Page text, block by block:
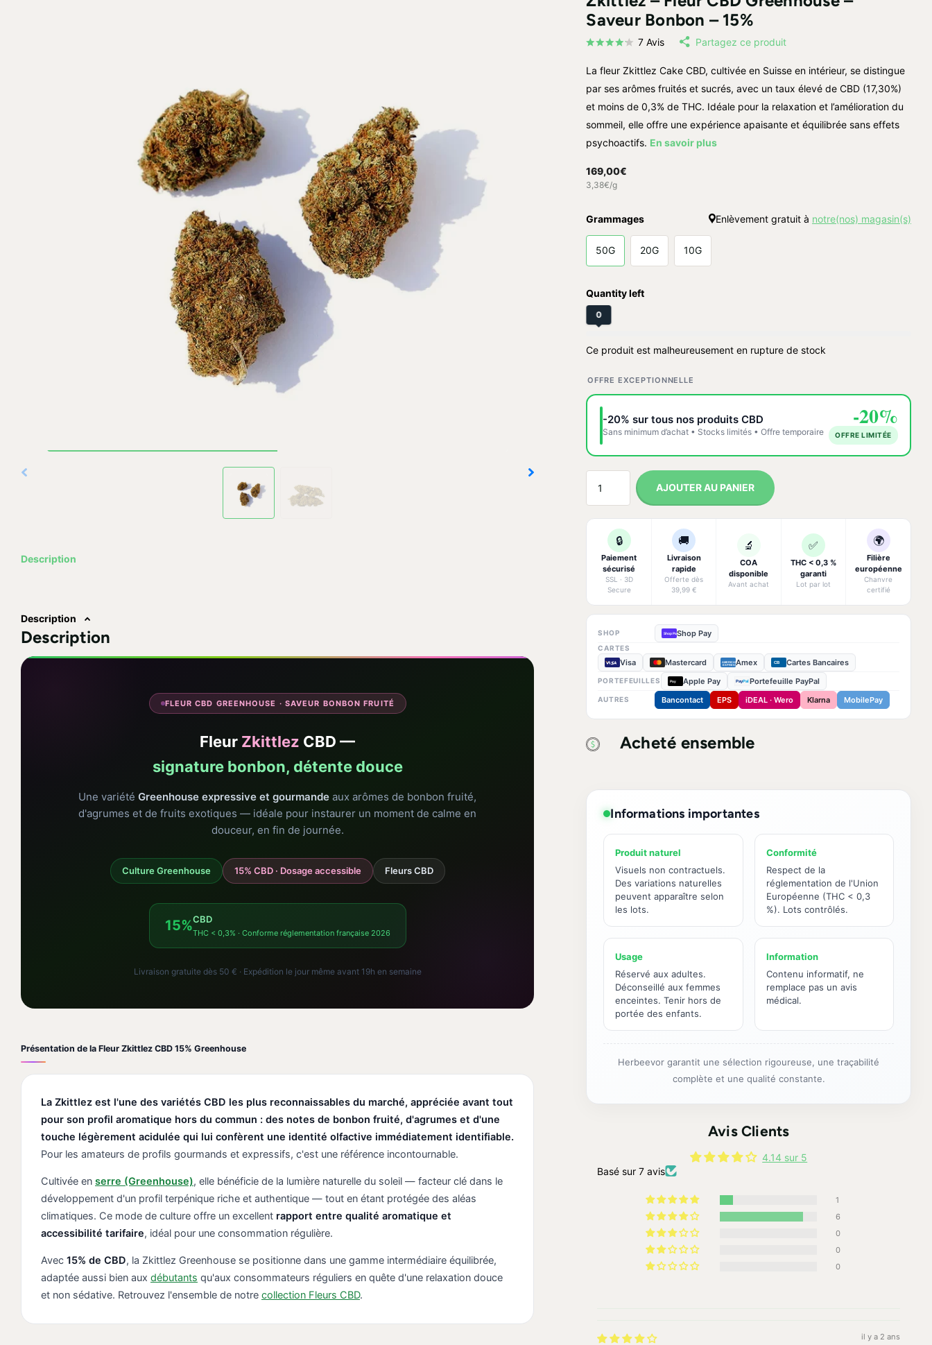
Description
Description
Description
FLEUR CBD GREENHOUSE · SAVEUR BONBON FRUITÉ
Fleur Zkittlez CBD —
signature bonbon, détente douce
Une variétéGreenhouse expressive et gourmande aux arômes de bonbon fruité,
d'agrumes et de fruits exotiques — idéale pour instaurer un moment de calme en
douceur, en fin de journée.
Culture Greenhouse 15% CBD · Dosage accessible Fleurs CBD
15%CBD
THC < 0,3% · Conforme réglementation française 2026
Livraison gratuite dès 50 € · Expédition le jour même avant 19h en semaine
Présentation de la Fleur Zkittlez CBD 15% Greenhouse
La Zkittlez est l'une des variétés CBD les plus reconnaissables du marché, appréciée avant tout
pour son profil aromatique hors du commun : des notes de bonbon fruité, d'agrumes et d'une
touche légèrement acidulée qui lui confèrent une identité olfactive immédiatement identifiable.
Pour les amateurs de profils gourmands et expressifs, c'est une référence incontournable.
Cultivée en serre (Greenhouse), elle bénéficie de la lumière naturelle du soleil — facteur clé dans le
développement d'un profil terpénique riche et authentique — tout en étant protégée des aléas
climatiques. Ce mode de culture offre un excellent rapport entre qualité aromatique et
accessibilité tarifaire, idéal pour une consommation régulière.
Avec 15% de CBD, la Zkittlez Greenhouse se positionne dans une gamme intermédiaire équilibrée,
adaptée aussi bien aux débutants qu'aux consommateurs réguliers en quête d'une relaxation douce
et non sédative. Retrouvez l'ensemble de notre collection Fleurs CBD.
Saveur Bonbon – 15%
7Avis Partagez ce produit
La fleur Zkittlez Cake CBD, cultivée en Suisse en intérieur, se distingue
par ses arômes fruités et sucrés, avec un taux élevé de CBD (17,30%)
et moins de 0,3% de THC. Idéale pour la relaxation et l’amélioration du
sommeil, elle offre une expérience apaisante et équilibrée sans effets
psychoactifs. En savoir plus
169,00€
3,38€/g
Grammages Enlèvement gratuit à notre(nos) magasin(s)
50G 20G 10G
Quantity left
0
Ce produit est malheureusement en rupture de stock
OFFRE EXCEPTIONNELLE
-20% sur tous nos produits CBD
Sans minimum d’achat • Stocks limités • Offre temporaire
-20%
OFFRE LIMITÉE
AJOUTER AU PANIER
🔒
Paiement
sécurisé
SSL · 3D
Secure
🚚
Livraison
rapide
Offerte dès
39,99 €
🔬
COA
disponible
Avant achat
✅
THC < 0,3 %
garanti
Lot par lot
🌍
Filière
européenne
Chanvre
certifié
SHOP Shop PayShop Pay
CARTES
Visa Mastercard
AMERICAN
EXPRESSAmex CB Cartes Bancaires
PORTEFEUILLES Pay Apple Pay PayPal Portefeuille PayPal
AUTRES Bancontact EPS iDEAL · Wero Klarna MobilePay
Acheté ensemble
Informations importantes
Produit naturel
Visuels non contractuels.
Des variations naturelles
peuvent apparaître selon
les lots.
Conformité
Respect de la
réglementation de l'Union
Européenne (THC < 0,3
%). Lots contrôlés.
Usage
Réservé aux adultes.
Déconseillé aux femmes
enceintes. Tenir hors de
portée des enfants.
Information
Contenu informatif, ne
remplace pas un avis
médical.
Herbeevor garantit une sélection rigoureuse, une traçabilité
complète et une qualité constante.
Avis Clients
4.14 sur 5
Basé sur 7 avis
1
6
0
0
0
il y a 2 ans